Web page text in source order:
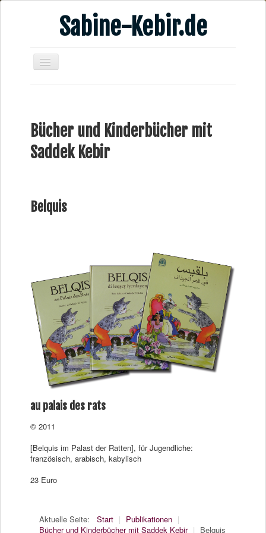
Sabine-Kebir.de
Publikationen
Veranstaltungsangebote
Verschiedenes
Bücher und Kinderbücher mit
Saddek Kebir
Belquis
au palais des rats
© 2011
[Belquis im Palast der Ratten], für Jugendliche:
französisch, arabisch, kabylisch
23 Euro
Aktuelle Seite: Start | Publikationen |
Bücher und Kinderbücher mit Saddek Kebir | Belquis